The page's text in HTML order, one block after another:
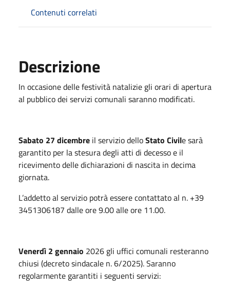
Contenuti correlati
Descrizione
In occasione delle festività natalizie gli orari di apertura
al pubblico dei servizi comunali saranno modificati.
Sabato 27 dicembre il servizio delloStato Civile sarà
garantito per la stesura degli atti di decesso e il
ricevimento delle dichiarazioni di nascita in decima
giornata.
L’addetto al servizio potrà essere contattato al n. +39
3451306187 dalle ore 9.00 alle ore 11.00.
Venerdì 2 gennaio 2026 gli uffici comunali resteranno
chiusi (decreto sindacale n. 6/2025). Saranno
regolarmente garantiti i seguenti servizi: